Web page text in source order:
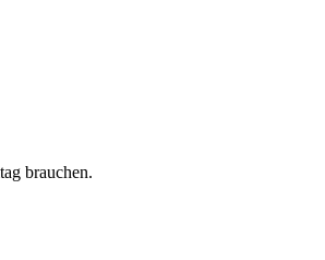
brauchen.